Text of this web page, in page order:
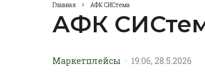
Главная АФК СИСтема
АФК
Маркетплейсы · 19:06, 28.5.2026